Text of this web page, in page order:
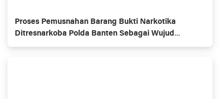
Proses Pemusnahan Barang Bukti Narkotika
Ditresnarkoba Polda Banten Sebagai Wujud
Tanggung Jawab Terhadap Masyarakat